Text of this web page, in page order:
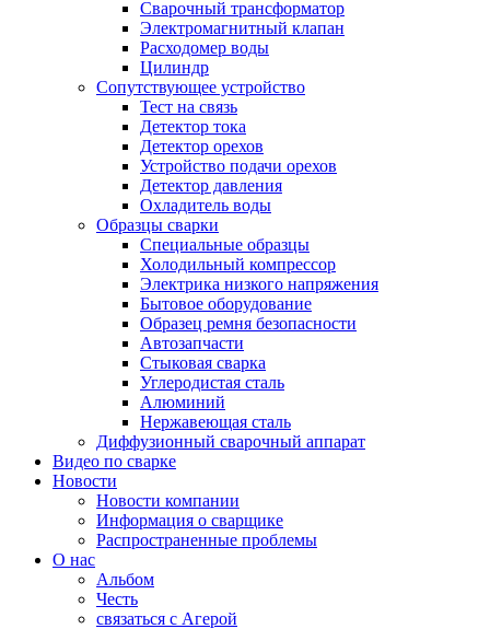
Сварочный трансформатор
Электромагнитный клапан
Расходомер воды
Цилиндр
Сопутствующее устройство
Тест на связь
Детектор тока
Детектор орехов
Устройство подачи орехов
Детектор давления
Охладитель воды
Образцы сварки
Специальные образцы
Холодильный компрессор
Электрика низкого напряжения
Бытовое оборудование
Образец ремня безопасности
Автозапчасти
Стыковая сварка
Углеродистая сталь
Алюминий
Нержавеющая сталь
Диффузионный сварочный аппарат
Видео по сварке
Новости
Новости компании
Информация о сварщике
Распространенные проблемы
О нас
Альбом
Честь
связаться с Агерой